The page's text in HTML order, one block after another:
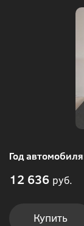
Год
12 636 руб.
Купить